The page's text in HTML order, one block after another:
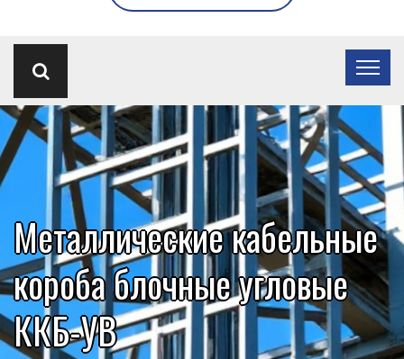
Металлические кабельные
короба блочные угловые
ККБ-УВ